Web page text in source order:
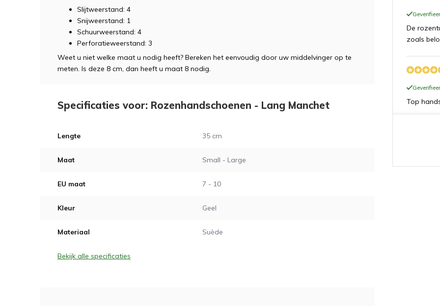
Slijtweerstand: 4
Snijweerstand: 1
Schuurweerstand: 4
Perforatieweerstand: 3
Weet u niet welke maat u nodig heeft? Bereken het eenvoudig door uw middelvinger op te
meten. Is deze 8 cm, dan heeft u maat 8 nodig.
Specificaties voor: Rozenhandschoenen - Lang Manchet
Lengte 35 cm
Maat Small - Large
EU maat 7 - 10
Kleur Geel
Materiaal Suède
Bekijk alle specificaties
De
zoals
Top
Goede